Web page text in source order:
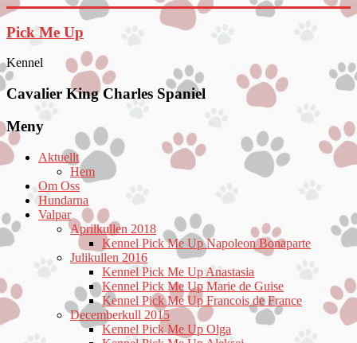
Hoppa
till
innehåll
Pick Me Up
Kennel
Cavalier King Charles Spaniel
Meny
Aktuellt
Hem
Om Oss
Hundarna
Valpar
Aprilkullen 2018
Kennel Pick Me Up Napoleon Bonaparte
Julikullen 2016
Kennel Pick Me Up Anastasia
Kennel Pick Me Up Marie de Guise
Kennel Pick Me Up Francois de France
Decemberkull 2015
Kennel Pick Me Up Olga